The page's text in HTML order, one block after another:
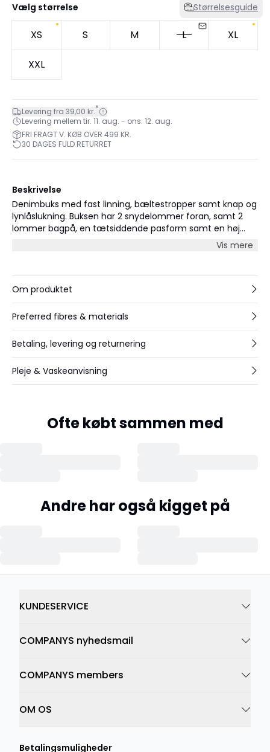
Vælg størrelse Størrelsesguide
XS S M L XL
XXL
Levering fra 39,00 kr.*
Levering mellem tir. 11. aug. - ons. 12. aug.
FRI FRAGT V. KØB OVER 499 KR.
30 DAGES FULD RETURRET
Beskrivelse
Denimbuks med fast linning, bæltestropper samt knap og
lynlåslukning. Buksen har 2 snydelommer foran, samt 2
lommer bagpå, en tætsiddende pasform samt en høj
Vis mere
Om produktet
Preferred fibres & materials
Betaling, levering og returnering
Pleje & Vaskeanvisning
Ofte købt sammen med
Andre har også kigget på
KUNDESERVICE
COMPANYS nyhedsmail
COMPANYS members
OM OS
Betalingsmuligheder